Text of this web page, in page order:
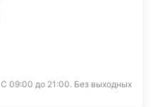
С 09:00 до 21:00. Без выходных